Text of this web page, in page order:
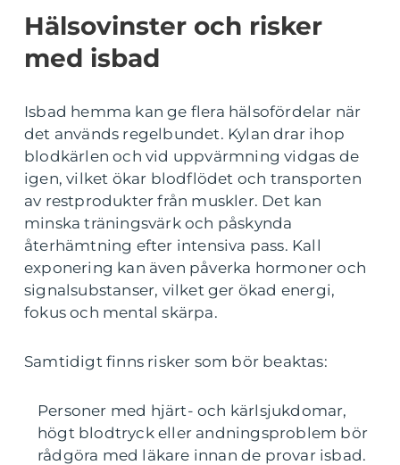
Hälsovinster och risker
med isbad
Isbad hemma kan ge flera hälsofördelar när
det används regelbundet. Kylan drar ihop
blodkärlen och vid uppvärmning vidgas de
igen, vilket ökar blodflödet och transporten
av restprodukter från muskler. Det kan
minska träningsvärk och påskynda
återhämtning efter intensiva pass. Kall
exponering kan även påverka hormoner och
signalsubstanser, vilket ger ökad energi,
fokus och mental skärpa.
Samtidigt finns risker som bör beaktas:
Personer med hjärt- och kärlsjukdomar,
högt blodtryck eller andningsproblem bör
rådgöra med läkare innan de provar isbad.